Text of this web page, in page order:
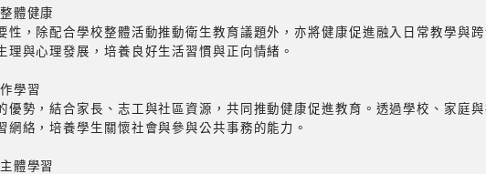
體健康
性，除配合學校整體活動推動衛生教育議題外，亦將健康促進融入日常教學與跨
與心理發展，培養良好生活習慣與正向情緒。
學習
優勢，結合家長、志工與社區資源，共同推動健康促進教育。透過學校、家庭與
絡，培養學生關懷社會與參與公共事務的能力。
體學習